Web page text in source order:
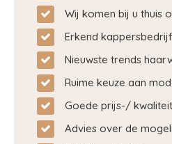
Wij komen bij u thuis
Erkend kappersbedrijf
Nieuwste trends
Ruime keuze aan
Goede prijs-/
Advies over de